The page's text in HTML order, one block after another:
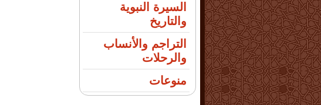
السيرة النبوية
والتاريخ
التراجم والأنساب
والرحلات
منوعات